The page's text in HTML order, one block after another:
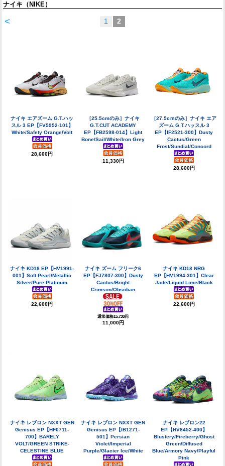
ナイキ（NIKE）
< 1 2
ナイキ エアズーム G.T.ハッ
スル 3 EP【FV5952-101】
White/Safety Orange/Volt
28,600円
［25.5cmのみ］ナイキ
G.T.CUT ACADEMY
EP【FB2598-014】Light
Bone/Sail/White/Iron Grey
11,330円
［27.5cｍのみ］ナイキ エア
ズーム G.T.ハッスル 3
EP【IF2521-300】Dusty
Cactus/Green
Frost/Sundial/Concord
28,600円
ナイキ KD18 EP【HV1991-
001】Soft Pearl/Metallic
Silver/Pure Platinum
22,600円
ナイキ ズーム フリーク6
EP【FJ7807-300】Dusty
Cactus/Bright
Crimson/Obsidian
通常価格15,730円
11,000円
ナイキ KD18 NRG
EP【HV1994-301】Clear
Jade/Liquid Lime/Black
22,600円
ナイキ レブロン NXXT GEN
Genisus EP【HF0711-
700】BARELY
VOLT/GREEN STRIKE-
CELESTINE BLUE
ナイキ レブロン NXXT GEN
Genisus EP【IB1271-
501】Persian
Violet/Imperial
Purple/Glacier Ice/White
ナイキ レブロン22
EP【HV8452-400】
Blustery/Fireberry/Ghost
Green/Diffused
Blue/Armory Navy/Playful
Pink